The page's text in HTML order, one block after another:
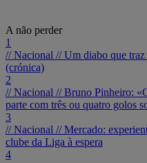
A não perder
1
// Nacional //Um diabo que traz
(crónica)
2
// Nacional //Bruno Pinheiro:
parte com três ou quatro golos
3
// Nacional //Mercado:
clube da Liga à espera
4